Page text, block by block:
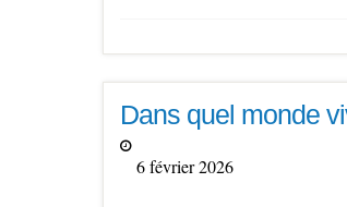
Dans quel monde
6 février 2026